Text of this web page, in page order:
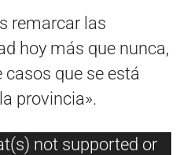
remarcar las
hoy más que nunca,
que se está
provincia».
not supported or